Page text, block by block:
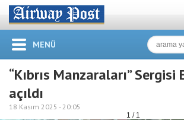
MENÜ
“Kıbrıs Manzaraları” Sergisi
açıldı
18 Kasım 2025 -20:05
1 / 1